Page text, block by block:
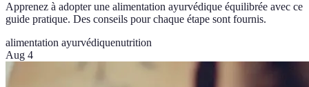
Apprenez à adopter une alimentation ayurvédique équilibrée avec ce
guide pratique. Des conseils pour chaque étape sont fournis.
alimentation ayurvédiquenutrition
Aug 4